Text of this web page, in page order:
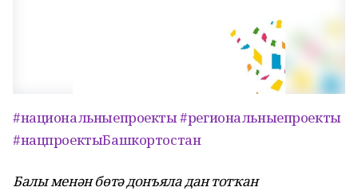
#национальныепроекты#региональныепроекты
#нацпроектыБашкортостан
Балы менән бөтә донъяла дан тотҡан